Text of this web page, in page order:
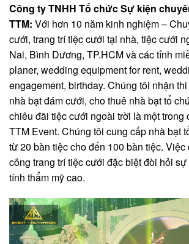
Công ty TNHH Tổ chức Sự kiện
TTM: Với hơn 10 năm kinh nghiệm –
cưới, trang trí tiệc cưới tại nhà, tiệc cưới
Nai, Bình Dương, TP.HCM và các tỉnh
planer, wedding equipment for rent,
engagement, birthday. Chúng tôi nhận
nhà bạt đám cưới, cho thuê nhà bạt tổ
chiêu đãi tiệc cưới ngoài trời là một trong
TTM Event. Chúng tôi cung cấp nhà bạt
từ 20 bàn tiệc cho đến 100 bàn tiệc. Việc
công trang trí tiệc cưới đặc biệt đòi hỏi
tính thẩm mỹ cao.